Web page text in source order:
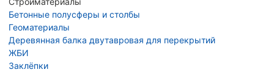
Бетонные полусферы и столбы
Геоматериалы
Деревянная балка двутавровая для перекрытий
ЖБИ
Заклёпки